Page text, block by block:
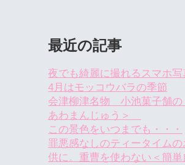
最近の記事
夜でも綺麗に撮れるスマホ写
4月はモッコウバラの季節
会津柳津名物 小池菓子舗の
あわまんじゅう＞
この景色をいつまでも・・・
罪悪感なしのティータイムの
供に。重曹を使わない＜簡単